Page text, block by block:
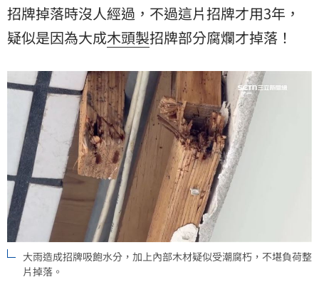
招牌掉落時沒人經過，不過這片招牌才用3年，
疑似是因為大成木頭製招牌部分腐爛才掉落！
大雨造成招牌吸飽水分，加上內部木材疑似受潮腐朽，不堪負荷整
片掉落。